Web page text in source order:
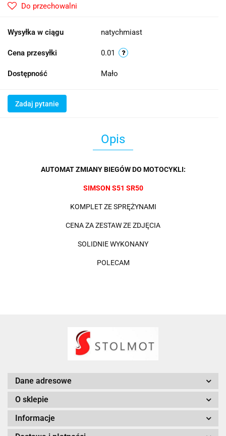
Do przechowalni
Wysyłka w ciągu natychmiast
Cena przesyłki 0.01
Dostępność Mało
Zadaj pytanie
Opis
AUTOMAT ZMIANY BIEGÓW DO MOTOCYKLI:
SIMSON S51 SR50
KOMPLET ZE SPRĘŻYNAMI
CENA ZA ZESTAW ZE ZDJĘCIA
SOLIDNIE WYKONANY
POLECAM
Dane adresowe
O sklepie
Informacje